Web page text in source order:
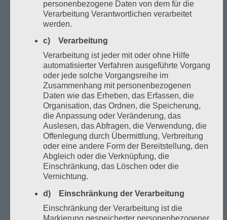
Tennisplatz (60 Minuten)
Wochen inkl. Licht)
Wintersaison Mo - Fr € 28,00
06:00 - 16:00 Uhr
Wintersaison Mo -Fr € 32,00
16:00- 21:00 Uhr
Wintersaison Mo - Fr € 24,00
21:00 - 23:00 Uhr
Sa - So
07:00 - 22:00 Uhr
Sommersaison Mo - So € 24,00
personenbezogene Daten von dem für die
Verarbeitung Verantwortlichen verarbeitet
werden.
c) Verarbeitung
Verarbeitung ist jeder mit oder ohne Hilfe
automatisierter Verfahren ausgeführte Vorgang
oder jede solche Vorgangsreihe im
Zusammenhang mit personenbezogenen
Daten wie das Erheben, das Erfassen, die
Organisation, das Ordnen, die Speicherung,
die Anpassung oder Veränderung, das
Auslesen, das Abfragen, die Verwendung, die
Offenlegung durch Übermittlung, Verbreitung
oder eine andere Form der Bereitstellung, den
Abgleich oder die Verknüpfung, die
Einschränkung, das Löschen oder die
Vernichtung.
d) Einschränkung der Verarbeitung
Einschränkung der Verarbeitung ist die
Markierung gespeicherter personenbezogener